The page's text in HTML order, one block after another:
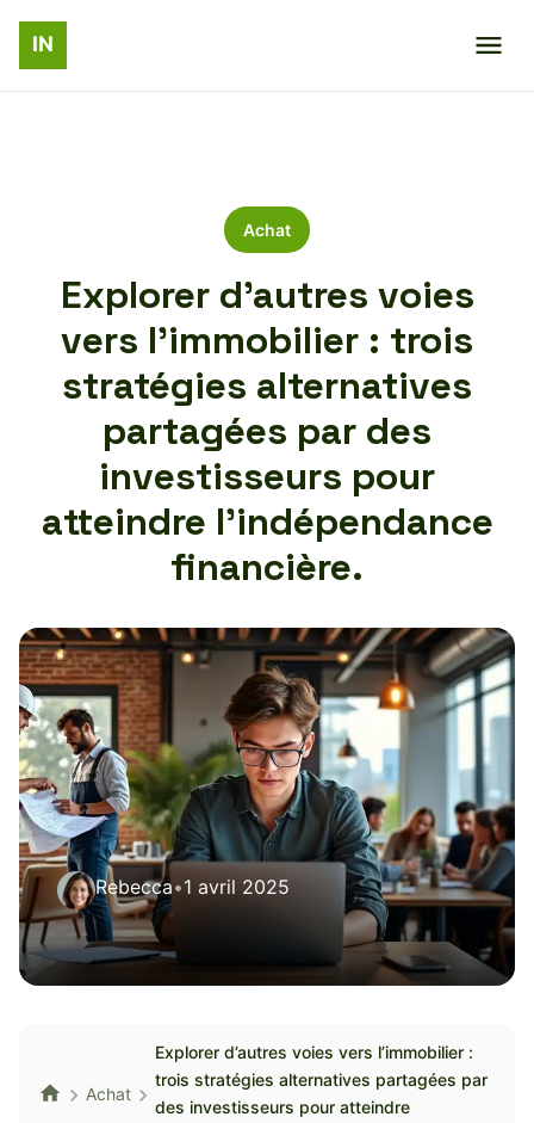
Achat
Explorer d’autres voies
vers l’immobilier : trois
stratégies alternatives
partagées par des
investisseurs pour
atteindre l’indépendance
financière.
Rebecca•1 avril 2025
Achat
Explorer d’autres voies vers l’immobilier :
trois stratégies alternatives partagées par
des investisseurs pour atteindre